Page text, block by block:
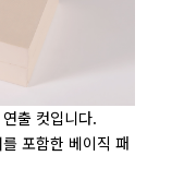
출 컷입니다.
포함한 베이직 패